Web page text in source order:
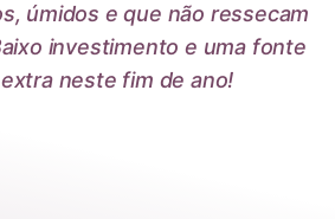
úmidos e que não ressecam
investimento e uma fonte
neste fim de ano!